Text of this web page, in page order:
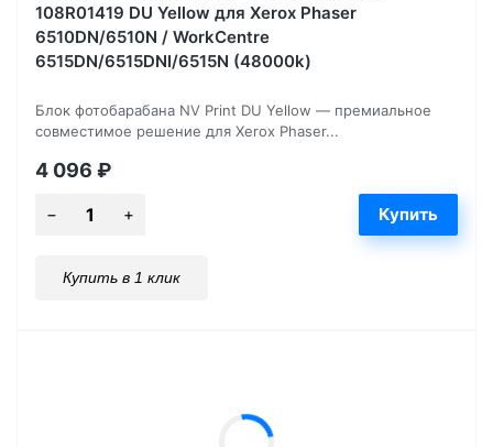
108R01419 DU Yellow для Xerox Phaser
6510DN/6510N / WorkCentre
6515DN/6515DNI/6515N (48000k)
Блок фотобарабана NV Print DU Yellow — премиальное
совместимое решение для Xerox Phaser...
4 096 ₽
Купить в 1 клик